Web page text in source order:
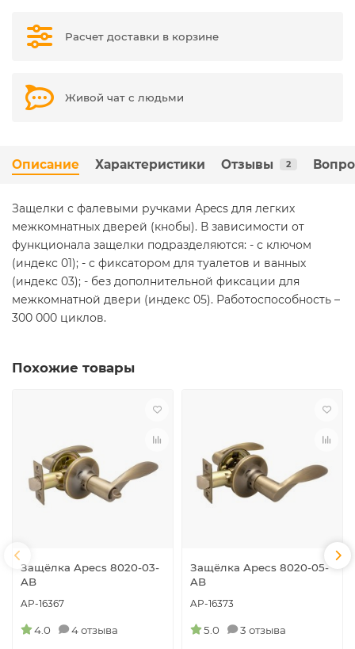
Расчет доставки в корзине
Живой чат с людьми
Описание Характеристики Отзывы 2
Защелки с фалевыми ручками Apecs для легких
межкомнатных дверей (кнобы). В зависимости от
функционала защелки подразделяются: - с ключом
(индекс 01); - с фиксатором для туалетов и ванных
(индекс 03); - без дополнительной фиксации для
межкомнатной двери (индекс 05). Работоспособность –
300 000 циклов.
Похожие товары
Защёлка Apecs 8020-03-
AB
AP-16367
4.0 4 отзыва
Защёлка Apecs 8020-05-
AB
AP-16373
5.0 3 отзыва